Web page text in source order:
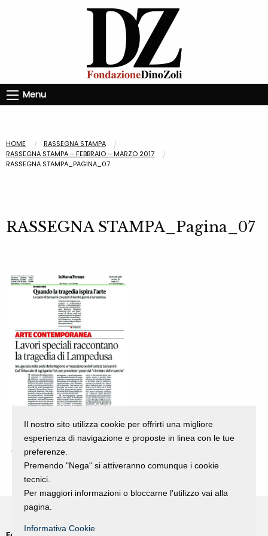
Menu
HOME
RASSEGNA STAMPA
RASSEGNA STAMPA – FEBBRAIO – MARZO 2017
RASSEGNA STAMPA_PAGINA_07
RASSEGNA STAMPA_Pagina_07
Il nostro sito utilizza cookie per offrirti una migliore
esperienza di navigazione e proposte in linea con le tue
preferenze.
Premendo "Nega" si attiveranno comunque i cookie
tecnici.
Per maggiori informazioni o bloccarne l'utilizzo vai alla
pagina.
Informativa Cookie